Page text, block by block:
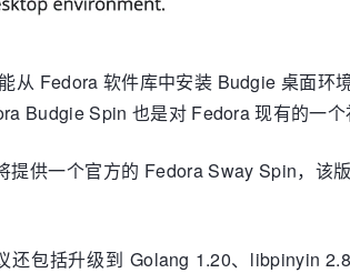
从 Fedora 软件库中安装 Budgie 桌面
Budgie Spin 也是对 Fedora 现有的一个
供一个官方的 Fedora Sway Spin，该
还包括升级到 Golang 1.20、libpinyin